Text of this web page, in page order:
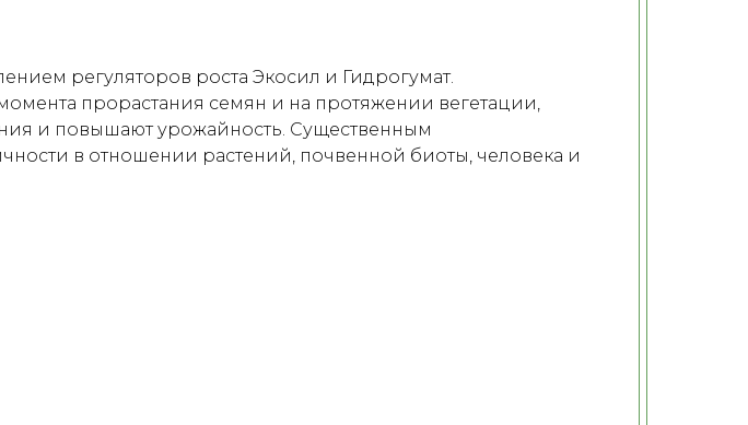
регуляторов роста Экосил и Гидрогумат.
прорастания семян и на протяжении вегетации,
и повышают урожайность. Существенным
в отношении растений, почвенной биоты, человека и